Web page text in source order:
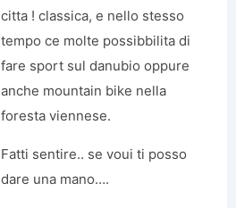
citta ! classica, e nello stesso
tempo ce molte possibbilita di
fare sport sul danubio oppure
anche mountain bike nella
foresta viennese.
Fatti sentire.. se voui ti posso
dare una mano….